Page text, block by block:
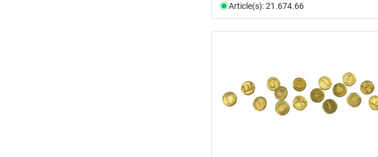
Article(s): 21.674.66